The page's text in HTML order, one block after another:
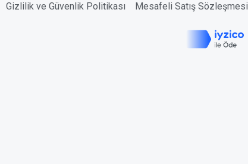
Gizlilik ve Güvenlik Politikası Mesafeli Satış Sözleşmesi